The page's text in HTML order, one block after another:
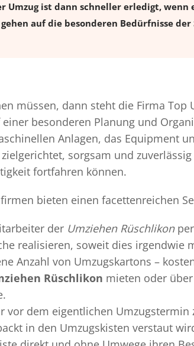
Umzug ist dann schneller erledigt, wenn
auf die besonderen Bedürfnisse der
müssen, dann steht die Firma Top
besonderen Planung und
Anlagen, das Equipment
sorgsam und
fortfahren können.
bieten einen facettenreichen
der Umziehen Rüschlikon
realisieren, soweit dies irgendwie
Anzahl von Umzugskartons –
Rüschlikon mieten oder
vor dem eigentlichen Umzugstermin
in den Umzugskisten verstaut